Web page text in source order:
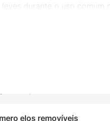
durante o uso comum
uma escolha clássica e
elos removíveis